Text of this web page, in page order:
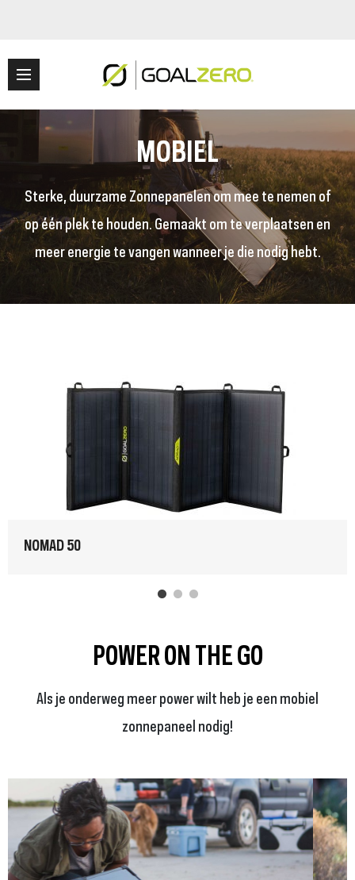
MOBIEL
Sterke, duurzame Zonnepanelen om mee te nemen of
op één plek te houden. Gemaakt om te verplaatsen en
meer energie te vangen wanneer je die nodig hebt.
NOMAD 50
POWER ON THE GO
Als je onderweg meer power wilt heb je een mobiel
zonnepaneel nodig!